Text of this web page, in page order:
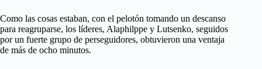
Como las cosas estaban, con el pelotón tomando un descanso
para reagruparse, los líderes, Alaphilppe y Lutsenko, seguidos
por un fuerte grupo de perseguidores, obtuvieron una ventaja
de más de ocho minutos.